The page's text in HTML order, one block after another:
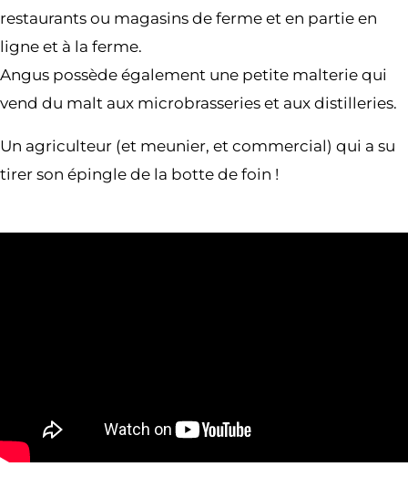
restaurants ou magasins de ferme et en partie en
ligne et à la ferme.
Angus possède également une petite malterie qui
vend du malt aux microbrasseries et aux distilleries.
Un agriculteur (et meunier, et commercial) qui a su
tirer son épingle de la botte de foin !